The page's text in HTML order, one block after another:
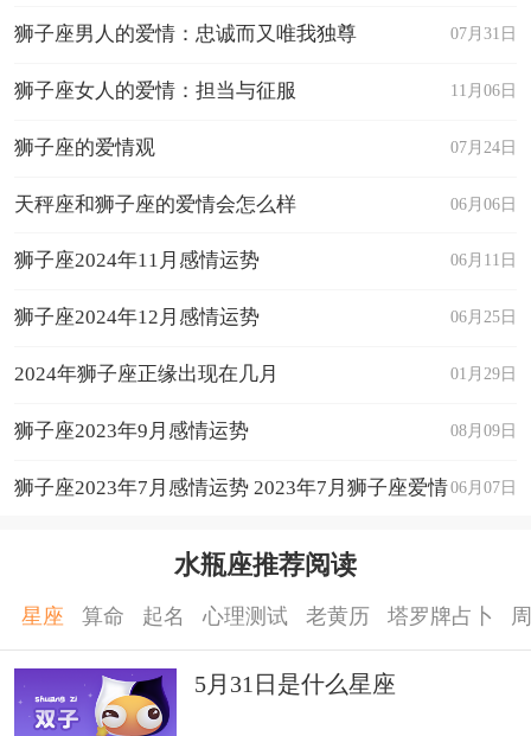
07月31日
狮子座男人的爱情：忠诚而又唯我独尊
11月06日
狮子座女人的爱情：担当与征服
07月24日
狮子座的爱情观
06月06日
天秤座和狮子座的爱情会怎么样
06月11日
狮子座2024年11月感情运势
06月25日
狮子座2024年12月感情运势
01月29日
2024年狮子座正缘出现在几月
08月09日
狮子座2023年9月感情运势
06月07日
狮子座2023年7月感情运势 2023年7月狮子座爱情
水瓶座推荐阅读
星座 算命 起名 心理测试 老黄历 塔罗牌占卜
5月31日是什么星座